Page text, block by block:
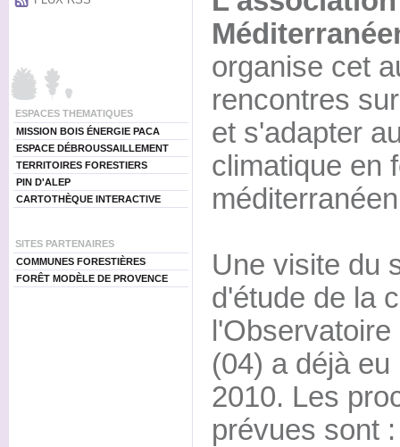
ESPACES THEMATIQUES
MISSION BOIS ÉNERGIE PACA
ESPACE DÉBROUSSAILLEMENT
TERRITOIRES FORESTIERS
PIN D'ALEP
CARTOTHÈQUE INTERACTIVE
SITES PARTENAIRES
COMMUNES FORESTIÈRES
FORÊT MODÈLE DE PROVENCE
organise cet
rencontres
et s'adapter
climatique en
Une visite du
d'étude de la
(04) a déjà
2010. Les
prévues sont :